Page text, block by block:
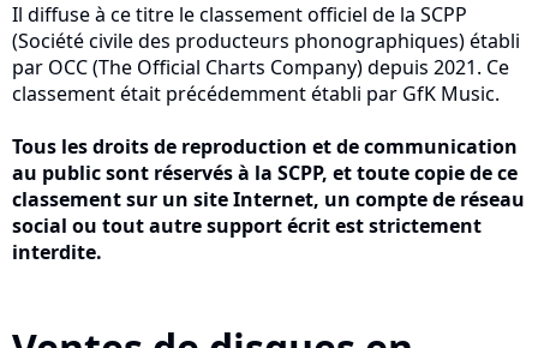
Il diffuse à ce titre le classement officiel de la SCPP
(Société civile des producteurs phonographiques) établi
par OCC (The Official Charts Company) depuis 2021. Ce
classement était précédemment établi par GfK Music.
Tous les droits de reproduction et de communication
au public sont réservés à la SCPP, et toute copie de ce
classement sur un site Internet, un compte de réseau
social ou tout autre support écrit est strictement
interdite.